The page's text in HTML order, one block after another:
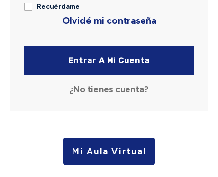
Recuérdame
Olvidé mi contraseña
Entrar A Mi Cuenta
¿No tienes cuenta?
Mi Aula Virtual